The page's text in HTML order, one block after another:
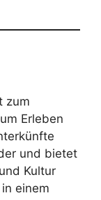
zum
Erleben
und bietet
Kultur
einem